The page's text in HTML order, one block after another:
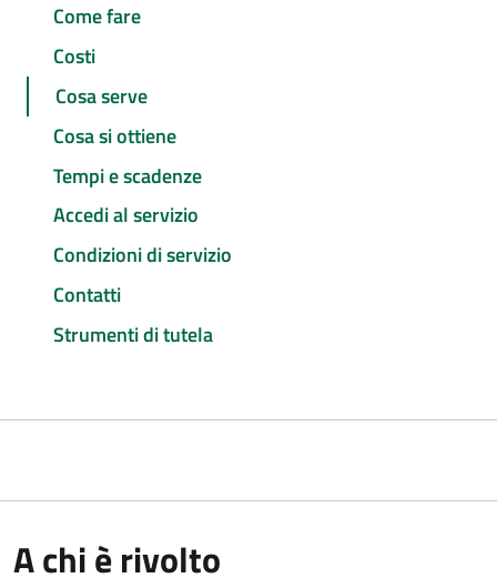
Come fare
Costi
Cosa serve
Cosa si ottiene
Tempi e scadenze
Accedi al servizio
Condizioni di servizio
Contatti
Strumenti di tutela
A chi è rivolto